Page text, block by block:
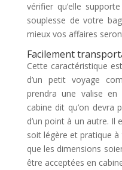
vérifier qu’elle
souplesse de votre
mieux vos affaires
Facilement
Cette caractéristique
d’un petit voyage
prendra une valise
cabine dit qu’on devra
d’un point à un autre. Il
soit légère et pratique
que les dimensions
être acceptées en